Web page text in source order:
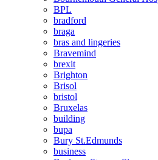
BPL
bradford
braga
bras and lingeries
Bravemind
brexit
Brighton
Brisol
bristol
Bruxelas
building
bupa
Bury St.Edmunds
business